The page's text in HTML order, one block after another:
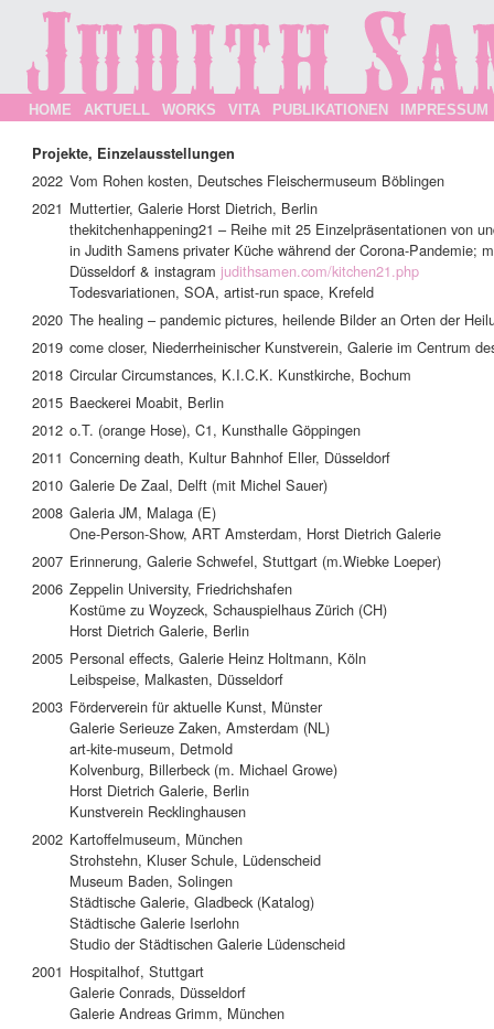
HOME AKTUELL WORKS VITA PUBLIKATIONEN IMPRESSUM
Projekte, Einzelausstellungen
2022 Vom Rohen kosten, Deutsches Fleischermuseum Böblingen
2021 Muttertier, Galerie Horst Dietrich, Berlin
thekitchenhappening21 – Reihe mit 25 Einzelpräsentationen von
in Judith Samens privater Küche während der Corona-Pandemie;
Düsseldorf & instagram judithsamen.com/kitchen21.php
Todesvariationen, SOA, artist-run space, Krefeld
2020 The healing – pandemic pictures, heilende Bilder an Orten der
2019 come closer, Niederrheinischer Kunstverein, Galerie im Centrum
2018 Circular Circumstances, K.I.C.K. Kunstkirche, Bochum
2015 Baeckerei Moabit, Berlin
2012 o.T. (orange Hose), C1, Kunsthalle Göppingen
2011 Concerning death, Kultur Bahnhof Eller, Düsseldorf
2010 Galerie De Zaal, Delft (mit Michel Sauer)
2008 Galeria JM, Malaga (E)
One-Person-Show, ART Amsterdam, Horst Dietrich Galerie
2007 Erinnerung, Galerie Schwefel, Stuttgart (m.Wiebke Loeper)
2006 Zeppelin University, Friedrichshafen
Kostüme zu Woyzeck, Schauspielhaus Zürich (CH)
Horst Dietrich Galerie, Berlin
2005 Personal effects, Galerie Heinz Holtmann, Köln
Leibspeise, Malkasten, Düsseldorf
2003 Förderverein für aktuelle Kunst, Münster
Galerie Serieuze Zaken, Amsterdam (NL)
art-kite-museum, Detmold
Kolvenburg, Billerbeck (m. Michael Growe)
Horst Dietrich Galerie, Berlin
Kunstverein Recklinghausen
2002 Kartoffelmuseum, München
Strohstehn, Kluser Schule, Lüdenscheid
Museum Baden, Solingen
Städtische Galerie, Gladbeck (Katalog)
Städtische Galerie Iserlohn
Studio der Städtischen Galerie Lüdenscheid
2001 Hospitalhof, Stuttgart
Galerie Conrads, Düsseldorf
Galerie Andreas Grimm, München